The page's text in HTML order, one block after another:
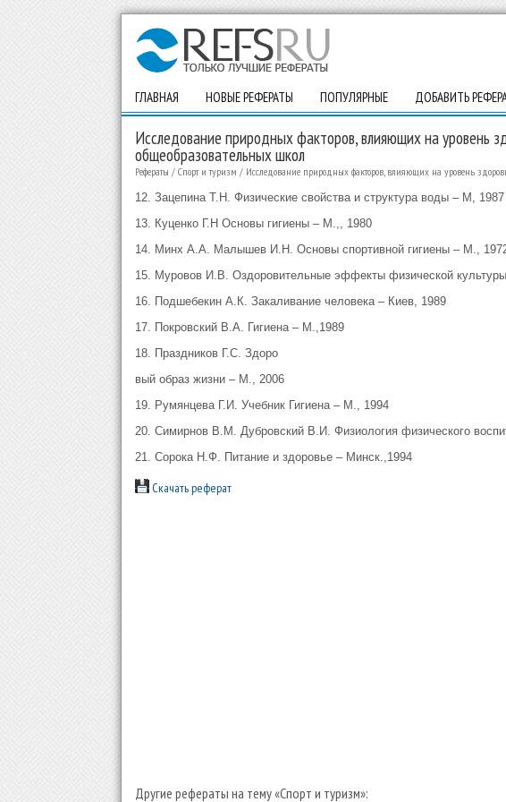
ГЛАВНАЯ НОВЫЕ РЕФЕРАТЫ ПОПУЛЯРНЫЕ ДОБАВИТЬ
Исследование природных факторов, влияющих на уровень
общеобразовательных школ
Рефераты / Спорт и туризм / Исследование природных факторов, влияющих на уровень
12. Зацепина Т.Н. Физические свойства и структура воды – М, 1987
13. Куценко Г.Н Основы гигиены – М.,, 1980
14. Минх А.А. Малышев И.Н. Основы спортивной гигиены – М.,
15. Муровов И.В. Оздоровительные эффекты физической
16. Подшебекин А.К. Закаливание человека – Киев, 1989
17. Покровский В.А. Гигиена – М.,1989
18. Праздников Г.С. Здоро
вый образ жизни – М., 2006
19. Румянцева Г.И. Учебник Гигиена – М., 1994
20. Симирнов В.М. Дубровский В.И. Физиология физического
21. Сорока Н.Ф. Питание и здоровье – Минск.,1994
Скачать реферат
Другие рефераты на тему «Спорт и туризм»: